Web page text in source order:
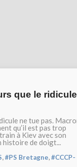
que le ridicule
ne tue pas.
qu’il est pas trop
à Kiev avec son
histoire de doigt...
,#PS Bretagne,#CCCP-